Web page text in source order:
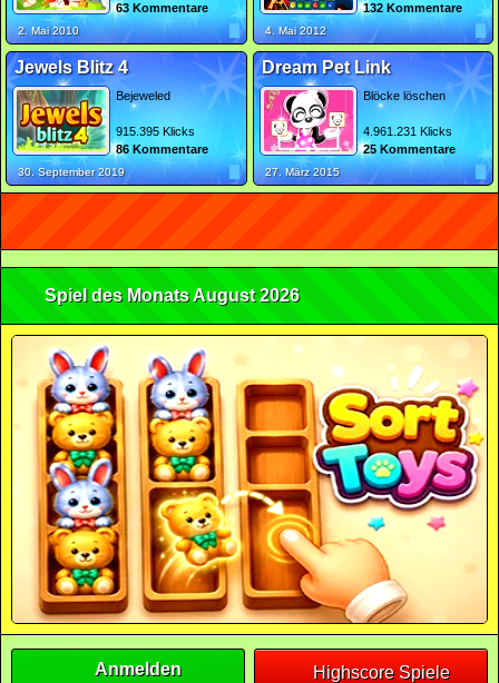
63 Kommentare
2. Mai 2010
132 Kommentare
4. Mai 2012
Jewels Blitz 4
Bejeweled
915.395 Klicks
86 Kommentare
30. September 2019
Dream Pet Link
Blöcke löschen
4.961.231 Klicks
25 Kommentare
27. März 2015
Spiel des Monats August 2026
Anmelden Highscore Spiele